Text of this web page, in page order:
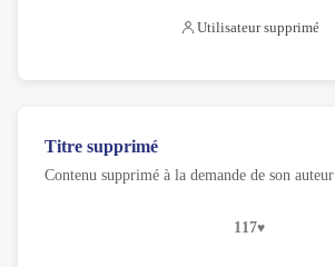
Utilisateur supprimé
Titre supprimé
Contenu supprimé à la demande de son auteur
117